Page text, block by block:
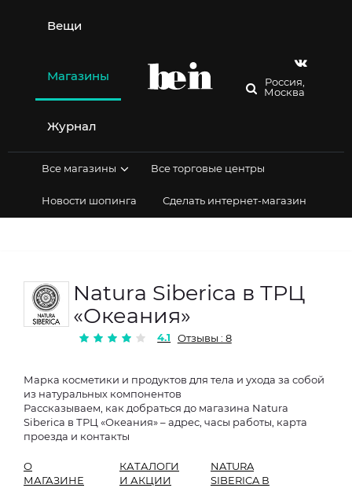
содержимому
Вещи
Магазины
Журнал
Россия,
Москва
Все магазины Все торговые центры
Новости шопинга Сделать интернет-магазин
Natura Siberica в ТРЦ
«Океания»
4.1 Отзывы : 8
Марка косметики и продуктов для тела и ухода за собой
из натуральных компонентов
Рассказываем, как добраться до магазина Natura
Siberica в ТРЦ «Океания» – адрес, часы работы, карта
проезда и контакты
О
МАГАЗИНЕ
КАТАЛОГИ
И АКЦИИ
NATURA
SIBERICA В